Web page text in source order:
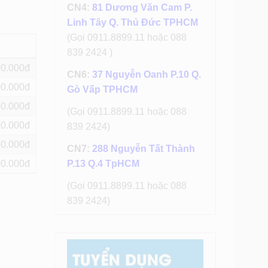
CN4: 81 Dương Văn Cam P.
Linh Tây Q. Thủ Đức TPHCM
(Gọi 0911.8899.11 hoặc 088
839 2424 )
CN6: 37 Nguyễn Oanh P.10 Q.
Gò Vấp TPHCM
(Gọi 0911.8899.11 hoặc 088
839 2424)
CN7: 288 Nguyễn Tất Thành
P.13 Q.4 TpHCM
(Gọi 0911.8899.11 hoặc 088
839 2424)